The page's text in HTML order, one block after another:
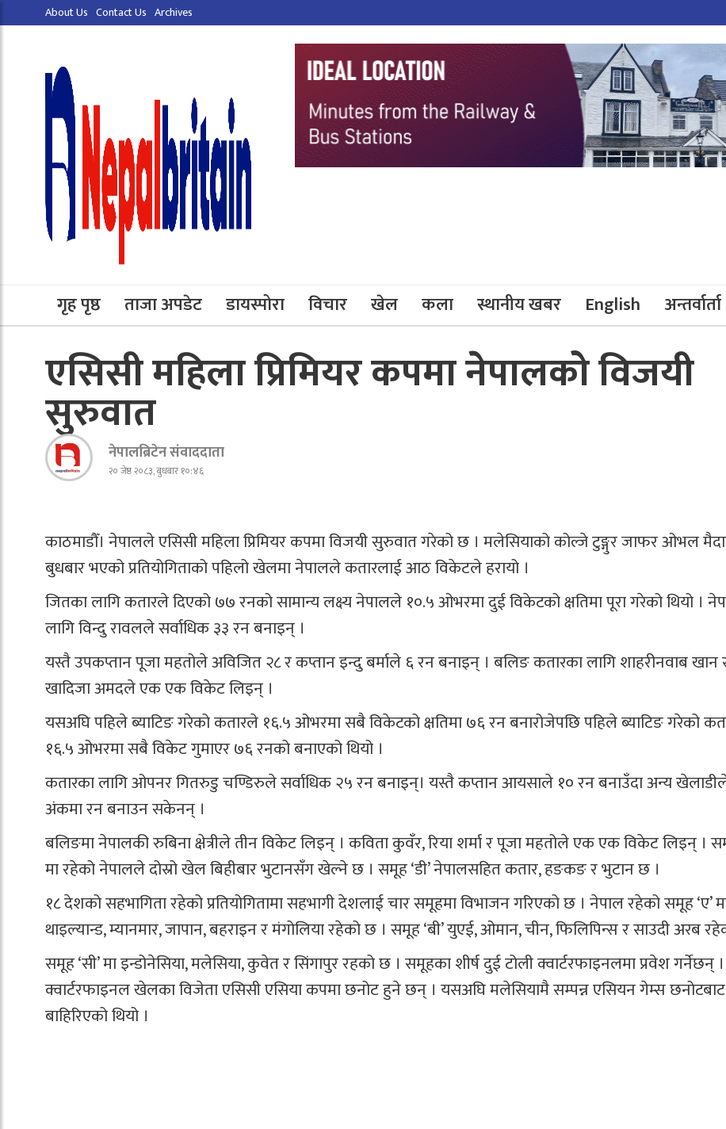
About Us Contact Us Archives
गृह पृष्ठ ताजा अपडेट डायस्पोरा विचार खेल कला स्थानीय खबर English अन्तर्वार्ता
एसिसी महिला प्रिमियर कपमा नेपालको विजयी
सुरुवात
नेपालब्रिटेन संवाददाता
२० जेष्ठ २०८३, बुधबार १०:४६
काठमाडौँ। नेपालले एसिसी महिला प्रिमियर कपमा विजयी सुरुवात गरेको छ । मलेसियाको कोल्जे टुङ्गुर जाफर ओभल
बुधबार भएको प्रतियोगिताको पहिलो खेलमा नेपालले कतारलाई आठ विकेटले हरायो ।
जितका लागि कतारले दिएको ७७ रनको सामान्य लक्ष्य नेपालले १०.५ ओभरमा दुई विकेटको क्षतिमा पूरा गरेको थियो ।
लागि विन्दु रावलले सर्वाधिक ३३ रन बनाइन् ।
यस्तै उपकप्तान पूजा महतोले अविजित २८ र कप्तान इन्दु बर्माले ६ रन बनाइन् । बलिङ कतारका लागि शाहरीनवाब खान
खादिजा अमदले एक एक विकेट लिइन् ।
यसअघि पहिले ब्याटिङ गरेको कतारले १६.५ ओभरमा सबै विकेटको क्षतिमा ७६ रन बनारोजेपछि पहिले ब्याटिङ गरेको
१६.५ ओभरमा सबै विकेट गुमाएर ७६ रनको बनाएको थियो ।
कतारका लागि ओपनर गितरुडु चण्डिरुले सर्वाधिक २५ रन बनाइन्। यस्तै कप्तान आयसाले १० रन बनाउँदा अन्य खेलाडीले
अंकमा रन बनाउन सकेनन् ।
बलिङमा नेपालकी रुबिना क्षेत्रीले तीन विकेट लिइन् । कविता कुवँर, रिया शर्मा र पूजा महतोले एक एक विकेट लिइन् ।
मा रहेको नेपालले दोस्रो खेल बिहीबार भुटानसँग खेल्ने छ । समूह ‘डी’ नेपालसहित कतार, हङकङ र भुटान छ ।
१८ देशको सहभागिता रहेको प्रतियोगितामा सहभागी देशलाई चार समूहमा विभाजन गरिएको छ । नेपाल रहेको समूह ‘ए’
थाइल्यान्ड, म्यानमार, जापान, बहराइन र मंगोलिया रहेको छ । समूह ‘बी’ युएई, ओमान, चीन, फिलिपिन्स र साउदी अरब
समूह ‘सी’ मा इन्डोनेसिया, मलेसिया, कुवेत र सिंगापुर रहको छ । समूहका शीर्ष दुई टोली क्वार्टरफाइनलमा प्रवेश गर्नेछन् ।
क्वार्टरफाइनल खेलका विजेता एसिसी एसिया कपमा छनोट हुने छन् । यसअघि मलेसियामै सम्पन्न एसियन गेम्स
बाहिरिएको थियो ।